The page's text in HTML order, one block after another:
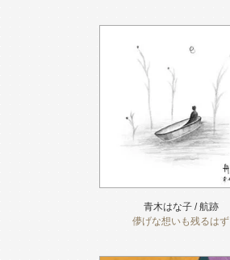
青木はな子 / 航跡
儚げな想いも残るはず